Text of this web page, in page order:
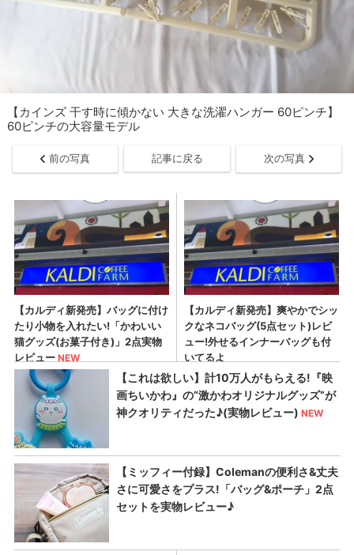
【カインズ 干す時に傾かない 大きな洗濯ハンガー 60ピンチ】
60ピンチの大容量モデル
前の写真 記事に戻る 次の写真